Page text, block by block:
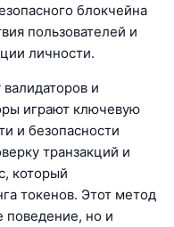
блокчейна
пользователей и
личности.
и
играют ключевую
и безопасности
транзакций и
который
токенов. Этот метод
поведение, но и